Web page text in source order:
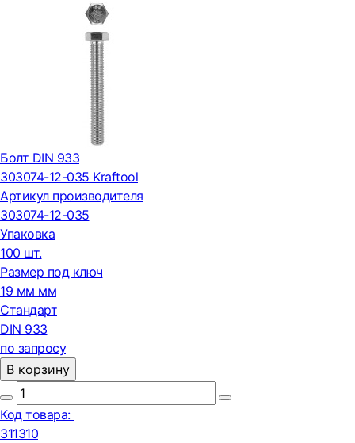
Болт DIN 933
303074-12-035 Kraftool
Артикул производителя
303074-12-035
Упаковка
100 шт.
Размер под ключ
19 мм мм
Стандарт
DIN 933
по запросу
В корзину
Код товара:
311310